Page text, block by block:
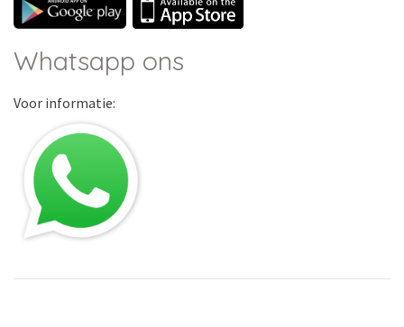
Whatsapp ons
Voor informatie: